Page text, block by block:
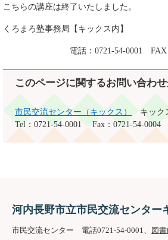
こちらの講座は終了いたしました。
くろまろ塾事務局【キックス内】
電話：0721-54-0001 FAX：
このページに関するお問い合わ
市民交流センター（キックス）
キック
Tel：0721-54-0001
Fax：0721-54-0004
河内長野市立市民交流センター
市民交流センター 電話0721-54-0001、 図